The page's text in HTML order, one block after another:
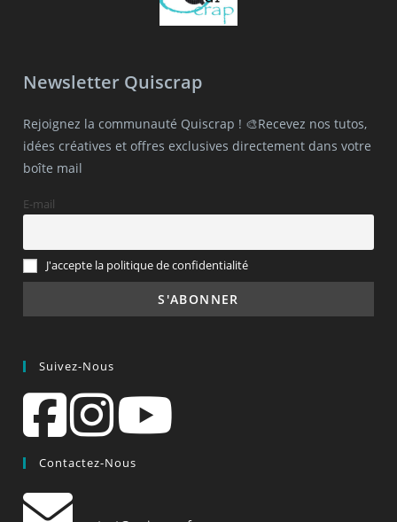
Newsletter Quiscrap
Rejoignez la communauté Quiscrap ! 🎨Recevez nos tutos,
idées créatives et offres exclusives directement dans votre
boîte mail
E-mail
J'accepte la politique de confidentialité
Suivez-Nous
Contactez-Nous